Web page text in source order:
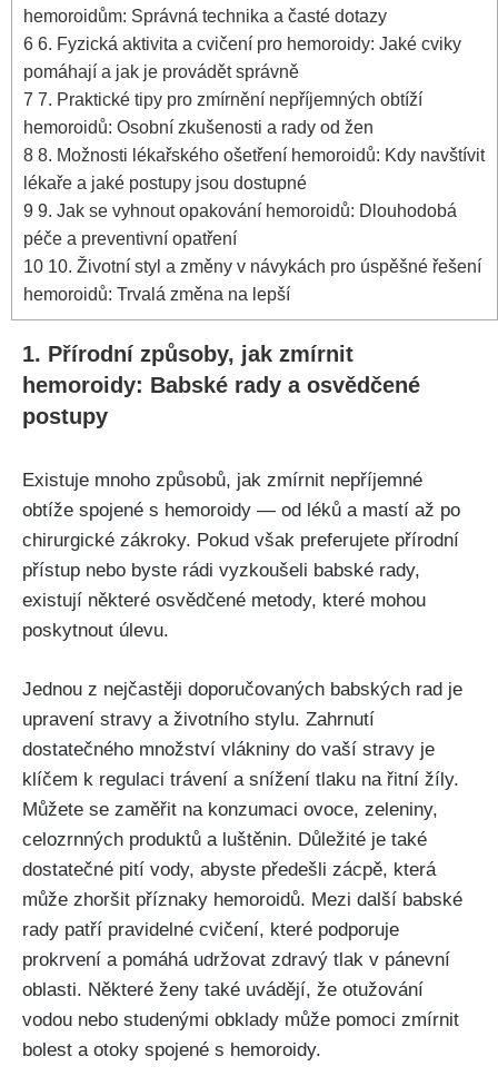
hemoroidům:​ Správná technika a časté ​dotazy
6 6. Fyzická aktivita a cvičení pro ⁤hemoroidy: Jaké cviky‍
pomáhají ⁤a jak ⁣je provádět ⁤správně
7 7. Praktické tipy pro zmírnění nepříjemných obtíží
hemoroidů: Osobní zkušenosti a rady⁤ od žen
8 8.⁤ Možnosti lékařského ošetření hemoroidů: Kdy‌ navštívit
lékaře a jaké postupy jsou dostupné
9 9. Jak se vyhnout⁣ opakování hemoroidů: Dlouhodobá
péče a preventivní opatření
10 10. Životní styl⁢ a změny ​v ⁢návykách pro úspěšné řešení
hemoroidů: Trvalá změna na lepší
1. ‌Přírodní ⁤způsoby,‍ jak⁢ zmírnit
hemoroidy: Babské rady a osvědčené
postupy
Existuje mnoho způsobů, jak‌ zmírnit nepříjemné
obtíže spojené s ​hemoroidy — od ‌léků a mastí⁢ až po
chirurgické zákroky. Pokud však preferujete přírodní
⁤přístup nebo byste rádi vyzkoušeli babské⁢ rady,
existují některé osvědčené metody,⁣ které mohou
poskytnout ​úlevu.
Jednou z‍ nejčastěji doporučovaných babských ​rad je
⁤upravení stravy a životního stylu. ‌Zahrnutí
dostatečného množství vlákniny do vaší⁤ stravy je
klíčem k regulaci trávení a ⁣snížení tlaku na řitní žíly.
Můžete se zaměřit na konzumaci ovoce,⁣ zeleniny,
celozrnných produktů a luštěnin. Důležité je také
dostatečné ⁤pití vody, ‍abyste předešli zácpě,⁤ která⁤
může zhoršit příznaky hemoroidů.‌ Mezi další babské
‍rady patří pravidelné ⁢cvičení, které ​podporuje
prokrvení a pomáhá udržovat⁣ zdravý tlak v‌ pánevní
oblasti. Některé ženy také uvádějí, ‌že otužování
vodou nebo studenými⁣ obklady může pomoci zmírnit
bolest a ‌otoky spojené s hemoroidy.